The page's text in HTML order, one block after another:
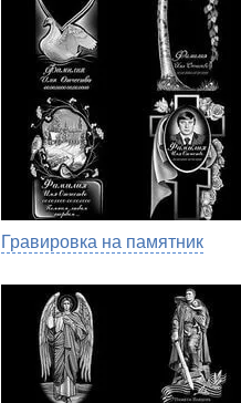
Гравировка на памятник